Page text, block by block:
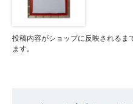
投稿内容がショップに反映されるま
ます。